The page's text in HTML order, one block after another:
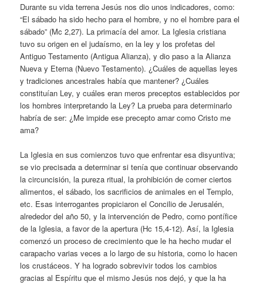
Durante su vida terrena Jesús nos dio unos indicadores, como:
“El sábado ha sido hecho para el hombre, y no el hombre para el
sábado” (Mc 2,27). La primacía del amor. La Iglesia cristiana
tuvo su origen en el judaísmo, en la ley y los profetas del
Antiguo Testamento (Antigua Alianza), y dio paso a la Alianza
Nueva y Eterna (Nuevo Testamento). ¿Cuáles de aquellas leyes
y tradiciones ancestrales había que mantener? ¿Cuáles
constituían Ley, y cuáles eran meros preceptos establecidos por
los hombres interpretando la Ley? La prueba para determinarlo
habría de ser: ¿Me impide ese precepto amar como Cristo me
ama?
La Iglesia en sus comienzos tuvo que enfrentar esa disyuntiva;
se vio precisada a determinar si tenía que continuar observando
la circuncisión, la pureza ritual, la prohibición de comer ciertos
alimentos, el sábado, los sacrificios de animales en el Templo,
etc. Esas interrogantes propiciaron el Concilio de Jerusalén,
alrededor del año 50, y la intervención de Pedro, como pontífice
de la Iglesia, a favor de la apertura (Hc 15,4-12). Así, la Iglesia
comenzó un proceso de crecimiento que le ha hecho mudar el
carapacho varias veces a lo largo de su historia, como lo hacen
los crustáceos. Y ha logrado sobrevivir todos los cambios
gracias al Espíritu que el mismo Jesús nos dejó, y que la ha